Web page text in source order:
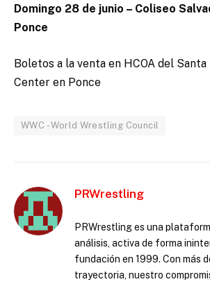
Domingo 28 de junio – Coliseo
Ponce
Boletos a la venta en HCOA del
Center en Ponce
WWC - World Wrestling Council
PRWrestling
PRWrestling es una
análisis, activa de forma
fundación en 1999. Con más
trayectoria, nuestro